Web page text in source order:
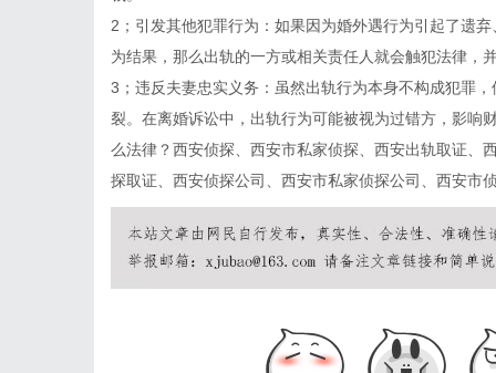
2；引发其他犯罪行为：如果因为婚外遇行为引起了遗
为结果，那么出轨的一方或相关责任人就会触犯法律，
3；违反夫妻忠实义务：虽然出轨行为本身不构成犯罪
裂。在离婚诉讼中，出轨行为可能被视为过错方，影响
么法律？西安侦探 西安市私家侦探 西安出轨取证
探取证
西安侦探公司 西安市私家侦探公司 西安市